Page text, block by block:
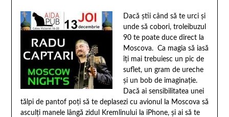
Dacă ştii când să te urci şi
unde să cobori, troleibuzul
90 te poate duce direct la
Moscova. Ca magia să iasă
îţi mai trebuiesc un pic de
suflet, un gram de ureche
şi un bob de imaginaţie.
Dacă ai sensibilitatea unei
tălpi de pantof poţi să te deplasezi cu avionul la Moscova să
asculţi manele lângă zidul Kremlinului la iPhone, şi ai să te